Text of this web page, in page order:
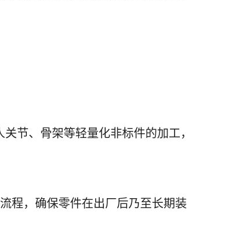
节、骨架等轻量化非标件的加工，
程，确保零件在出厂后乃至长期装